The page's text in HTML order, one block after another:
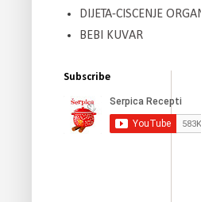
DIJETA-CISCENJE
BEBI KUVAR
Subscribe